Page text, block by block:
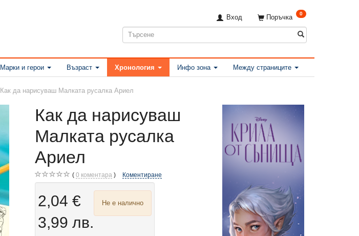
Поръчка 0
Вход
Марки и герои Възраст Хронология Инфо зона Между страниците
Как да нарисуваш Малката русалка Ариел
Как да нарисуваш
Малката русалка
Ариел
0 коментара Коментиране
2,04 €
3,99 лв.
Не е налично